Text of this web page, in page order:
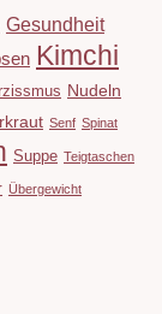
Gesundheit
Kimchi
Nudeln
Senf Spinat
Suppe Teigtaschen
Übergewicht